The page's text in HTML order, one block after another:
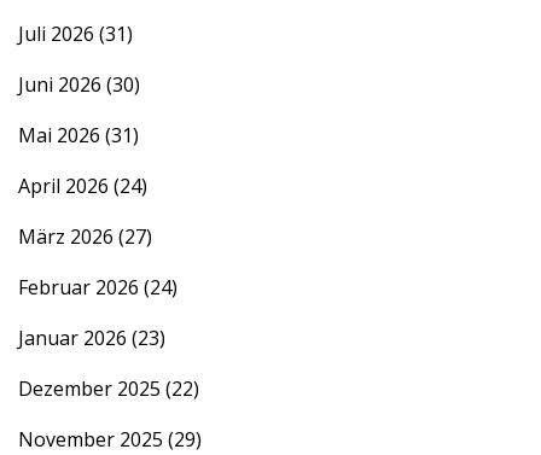
Juli 2026 (31)
Juni 2026 (30)
Mai 2026 (31)
April 2026 (24)
März 2026 (27)
Februar 2026 (24)
Januar 2026 (23)
Dezember 2025 (22)
November 2025 (29)